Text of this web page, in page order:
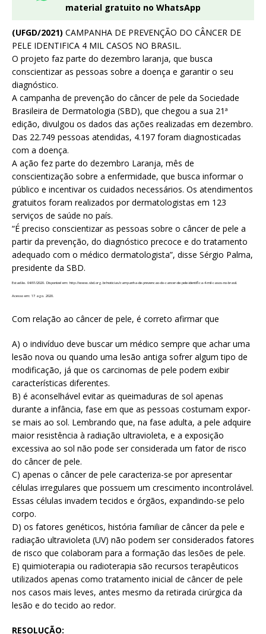
material gratuito no WhatsApp
(UFGD/2021) CAMPANHA DE PREVENÇÃO DO CÂNCER DE
PELE IDENTIFICA 4 MIL CASOS NO BRASIL.
O projeto faz parte do dezembro laranja, que busca
conscientizar as pessoas sobre a doença e garantir o seu
diagnóstico.
A campanha de prevenção do câncer de pele da Sociedade
Brasileira de Dermatologia (SBD), que chegou a sua 21ª
edição, divulgou os dados das ações realizadas em dezembro.
Das 22.749 pessoas atendidas, 4.197 foram diagnosticadas
com a doença.
A ação fez parte do dezembro Laranja, mês de
conscientização sobre a enfermidade, que busca informar o
público e incentivar os cuidados necessários. Os atendimentos
gratuitos foram realizados por dermatologistas em 123
serviços de saúde no país.
“É preciso conscientizar as pessoas sobre o câncer de pele a
partir da prevenção, do diagnóstico precoce e do tratamento
adequado com o médico dermatologista”, disse Sérgio Palma,
presidente da SBD.
Estadão. 04/01/2020. Disponível em: http://www.sbd.org.br/noticias/campanha-de-prevencao-do-cancer-de-pele-identifica-4-mil-casos-no-brasil.
Acesso em: 17 ago. 2020.
Com relação ao câncer de pele, é correto afirmar que
A) o indivíduo deve buscar um médico sempre que achar uma
lesão nova ou quando uma lesão antiga sofrer algum tipo de
modificação, já que os carcinomas de pele podem exibir
características diferentes.
B) é aconselhável evitar as queimaduras de sol apenas
durante a infância, fase em que as pessoas costumam expor-
se mais ao sol. Lembrando que, na fase adulta, a pele adquire
maior resistência à radiação ultravioleta, e a exposição
excessiva ao sol não pode ser considerada um fator de risco
do câncer de pele.
C) apenas o câncer de pele caracteriza-se por apresentar
células irregulares que possuem um crescimento incontrolável.
Essas células invadem tecidos e órgãos, expandindo-se pelo
corpo.
D) os fatores genéticos, história familiar de câncer da pele e
radiação ultravioleta (UV) não podem ser considerados fatores
de risco que colaboram para a formação das lesões de pele.
E) quimioterapia ou radioterapia são recursos terapêuticos
utilizados apenas como tratamento inicial de câncer de pele
nos casos mais leves, antes mesmo da retirada cirúrgica da
lesão e do tecido ao redor.
RESOLUÇÃO: